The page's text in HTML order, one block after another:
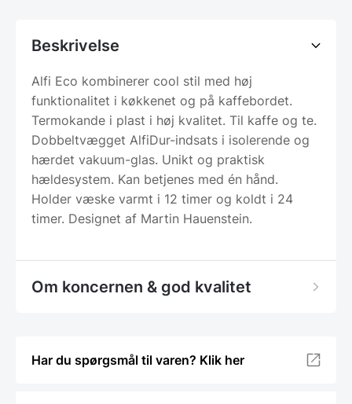
Beskrivelse
Alfi Eco kombinerer cool stil med høj
funktionalitet i køkkenet og på kaffebordet.
Termokande i plast i høj kvalitet. Til kaffe og te.
Dobbeltvægget AlfiDur-indsats i isolerende og
hærdet vakuum-glas. Unikt og praktisk
hældesystem. Kan betjenes med én hånd.
Holder væske varmt i 12 timer og koldt i 24
timer. Designet af Martin Hauenstein.
Om koncernen & god kvalitet
Har du spørgsmål til varen? Klik her